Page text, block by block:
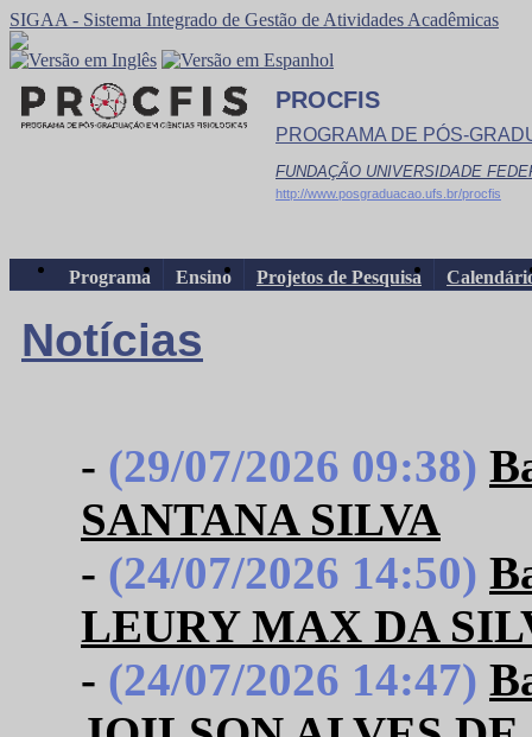
SIGAA - Sistema Integrado de Gestão de Atividades Acadêmicas
PROCFIS
PROGRAMA DE PÓS-
FUNDAÇÃO UNIVERSIDADE
http://www.posgraduacao.ufs.br/procfis
Programa Ensino Projetos de Pesquisa
Notícias
- (29/07/2026 09:38)
SANTANA SILVA
- (24/07/2026 14:50)
LEURY MAX DA
- (24/07/2026 14:47)